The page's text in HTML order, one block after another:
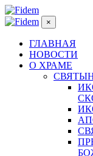
×
ГЛАВНАЯ
НОВОСТИ
О ХРАМЕ